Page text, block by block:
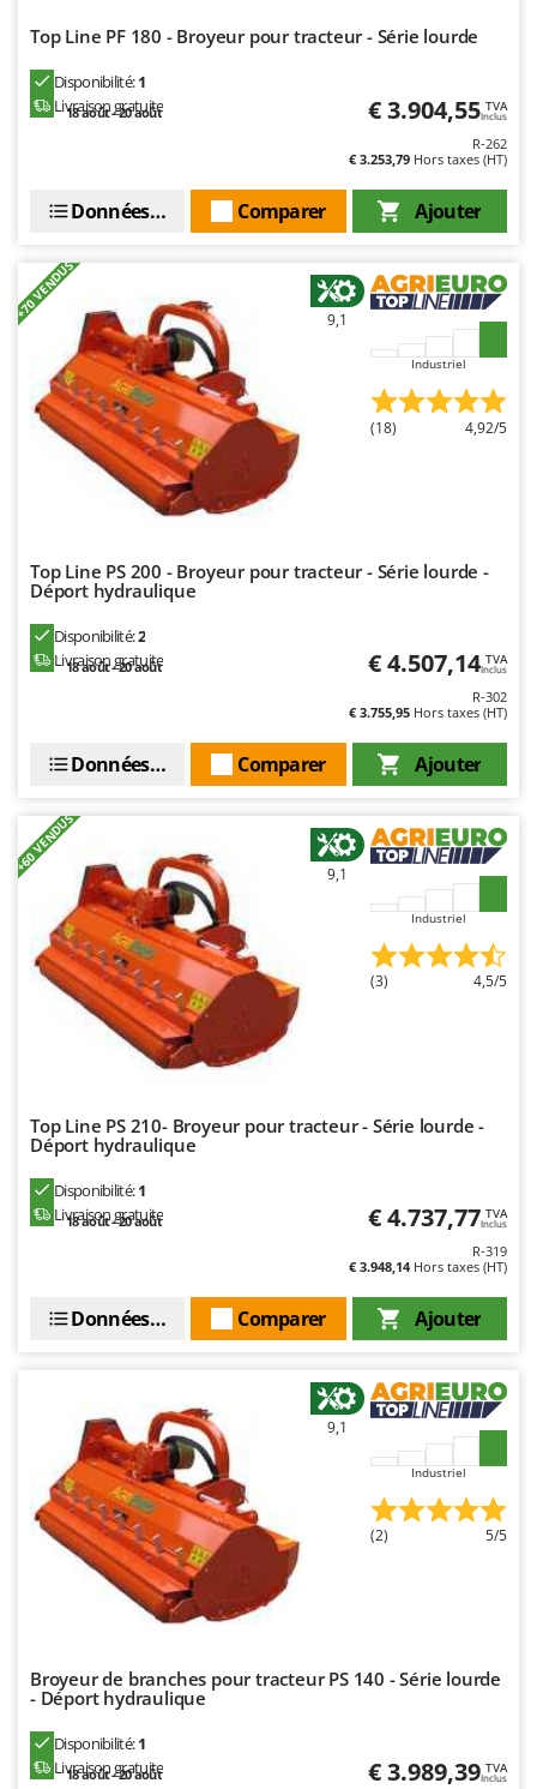
Mastercook
Masterpro
McCulloch
Minox
Mockmill
More than chef
MOSA
MOVA
Mowox
Nilfisk
Ninja
Novatec
NuovaFac
O
Officine Savioli
Oliviero
Olix
OMA
Omas
Ompagrill
Outdoorchef
P
Palazzetti
Palumbo Pavi
Prismafood
R.G.V.
Rato
Reber
Redback
Resto Italia
Ripartrak
Ritter
River Systems
Top Line PF 180 - Broyeur pour tracteur - Série lourde
Disponibilité:1
Livraison gratuite
18 août - 20 août € 3.904,55 TVA
Inclus
R-262
€ 3.253,79 Hors taxes (HT)
Ajouter
Comparer
Données techniques
+70 VENDUS 9,1
Industriel
(18) 4,92/5
Top Line PS 200 - Broyeur pour tracteur - Série lourde -
Déport hydraulique
Disponibilité:2
Livraison gratuite
18 août - 20 août € 4.507,14 TVA
Inclus
R-302
€ 3.755,95 Hors taxes (HT)
Ajouter
Comparer
Données techniques
+60 VENDUS 9,1
Industriel
(3) 4,5/5
Top Line PS 210- Broyeur pour tracteur - Série lourde -
Déport hydraulique
Disponibilité:1
Livraison gratuite
18 août - 20 août € 4.737,77 TVA
Inclus
R-319
€ 3.948,14Hors taxes (HT)
Ajouter
Comparer
Données techniques
9,1
Industriel
(2) 5/5
Broyeur de branches pour tracteur PS 140 - Série lourde
- Déport hydraulique
Disponibilité:1
Livraison gratuite
18 août - 20 août € 3.989,39 TVA
Inclus